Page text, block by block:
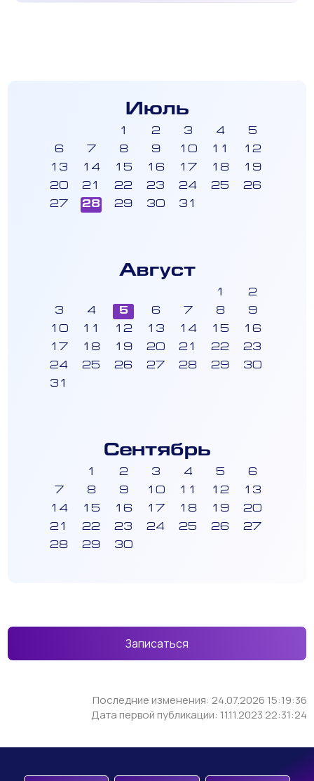
Июль
1 2 3 4
5
6
7 8 9 10 11
12
13
14 15 16 17 18
19
20
21 22 23 24 25
26
27
28 29 30 31
Август
1
2
3
4 5 6 7 8
9
10
11 12 13 14 15
16
17
18 19 20 21 22
23
24
25 26 27 28 29
30
31
Сентябрь
1 2 3 4 5
6
7
8 9 10 11 12
13
14
15 16 17 18 19
20
21
22 23 24 25 26
27
28
29 30
Записаться
Последние изменения: 24.07.2026 15:19:36
Дата первой публикации: 11.11.2023 22:31:24